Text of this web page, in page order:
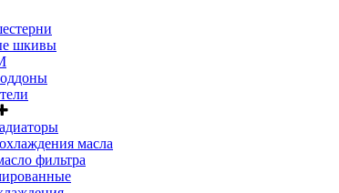
шкивы
масла
фильтра